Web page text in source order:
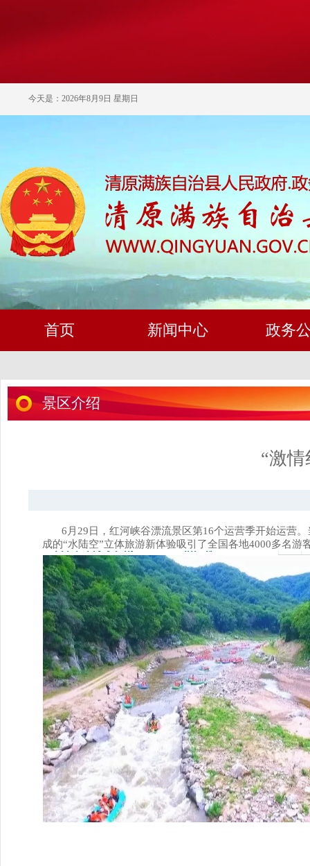
今天是：2026年8月9日 星期日
首页 新闻中心 政务
景区介绍
“激
6 月 29日 ，红河峡谷漂流景区第16个运营季开始运营
成的“水陆空”立体旅游新体验吸引了全国各地4000多名游